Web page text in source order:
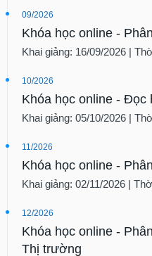
09/2026
Khóa học online -
Khai giảng: 16/09/2026 |
10/2026
Khóa học online - Đọc
Khai giảng: 05/10/2026 |
11/2026
Khóa học online -
Khai giảng: 02/11/2026 |
12/2026
Khóa học online -
Thị trường